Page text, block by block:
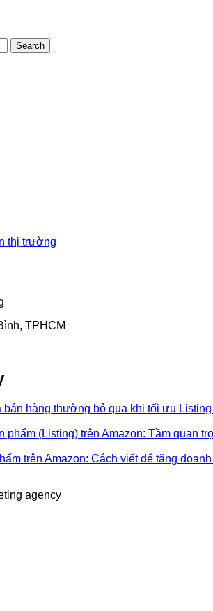
thị trường
TPHCM
bán hàng thường bỏ qua khi tối ưu Listing
phẩm (Listing) trên Amazon: Tầm quan
trên Amazon: Cách viết để tăng
agency